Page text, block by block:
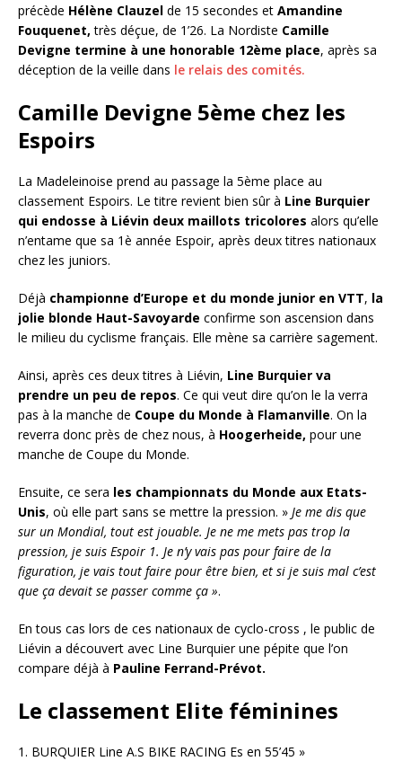
précède Hélène Clauzel de 15 secondes et Amandine
Fouquenet, très déçue, de 1’26. La Nordiste Camille
Devigne termine à une honorable 12ème place, après sa
déception de la veille dans le relais des comités.
Camille Devigne 5ème chez les
Espoirs
La Madeleinoise prend au passage la 5ème place au
classement Espoirs. Le titre revient bien sûr à Line Burquier
qui endosse à Liévin deux maillots tricolores alors qu’elle
n’entame que sa 1è année Espoir, après deux titres nationaux
chez les juniors.
Déjà championne d’Europe et du monde junior en VTT, la
jolie blonde Haut-Savoyarde confirme son ascension dans
le milieu du cyclisme français. Elle mène sa carrière sagement.
Ainsi, après ces deux titres à Liévin, Line Burquier va
prendre un peu de repos. Ce qui veut dire qu’on le la verra
pas à la manche de Coupe du Monde à Flamanville. On la
reverra donc près de chez nous, à Hoogerheide, pour une
manche de Coupe du Monde.
Ensuite, ce sera les championnats du Monde aux Etats-
Unis, où elle part sans se mettre la pression. » Je me dis que
sur un Mondial, tout est jouable. Je ne me mets pas trop la
pression, je suis Espoir 1. Je n’y vais pas pour faire de la
figuration, je vais tout faire pour être bien, et si je suis mal c’est
que ça devait se passer comme ça ».
En tous cas lors de ces nationaux de cyclo-cross , le public de
Liévin a découvert avec Line Burquier une pépite que l’on
compare déjà à Pauline Ferrand-Prévot.
Le classement Elite féminines
1. BURQUIER Line A.S BIKE RACING Es en 55’45 »